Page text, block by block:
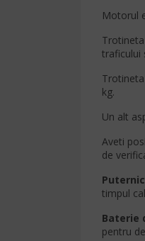
Motorul
traficului
kg.
Un alt
Aveti
de
timpul
Baterie
pentru